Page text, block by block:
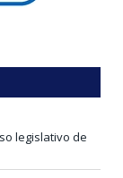
legislativo de